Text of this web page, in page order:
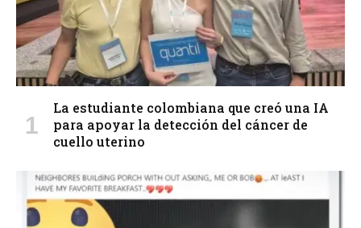
La estudiante colombiana que creó una IA
para apoyar la detección del cáncer de
cuello uterino